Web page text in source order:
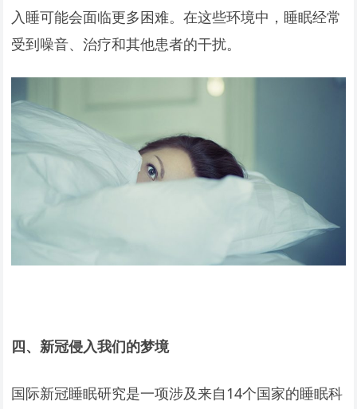
入睡可能会面临更多困难。在这些环境中，睡眠经常
受到噪音、治疗和其他患者的干扰。
四、新冠侵入我们的梦境
国际新冠睡眠研究是一项涉及来自14个国家的睡眠科